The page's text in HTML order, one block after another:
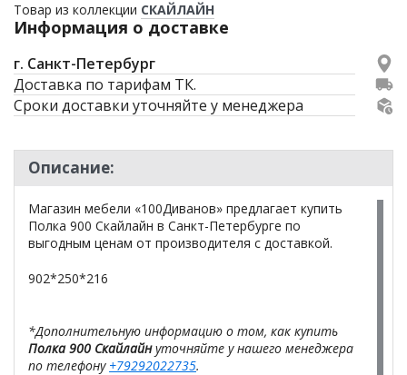
Товар из коллекции СКАЙЛАЙН
Информация о доставке
г. Санкт-Петербург
Доставка по тарифам ТК.
Сроки доставки уточняйте у менеджера
Описание:
Магазин мебели «100Диванов» предлагает купить
Полка 900 Скайлайн в Санкт-Петербурге по
выгодным ценам от производителя с доставкой.
902*250*216
*Дополнительную информацию о том, как купить
Полка 900 Скайлайнуточняйте у нашего менеджера
по телефону +79292022735.